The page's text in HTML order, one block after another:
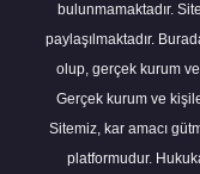
bulunmamaktadır.
paylaşılmaktadır.
olup, gerçek kurum ve
Gerçek kurum ve
Sitemiz, kar amacı
platformudur.